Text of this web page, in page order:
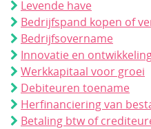
Levende have
Bedrijfspand kopen of
Bedrijfsovername
Innovatie en
Werkkapitaal voor groei
Debiteuren toename
Herfinanciering van
Betaling btw of